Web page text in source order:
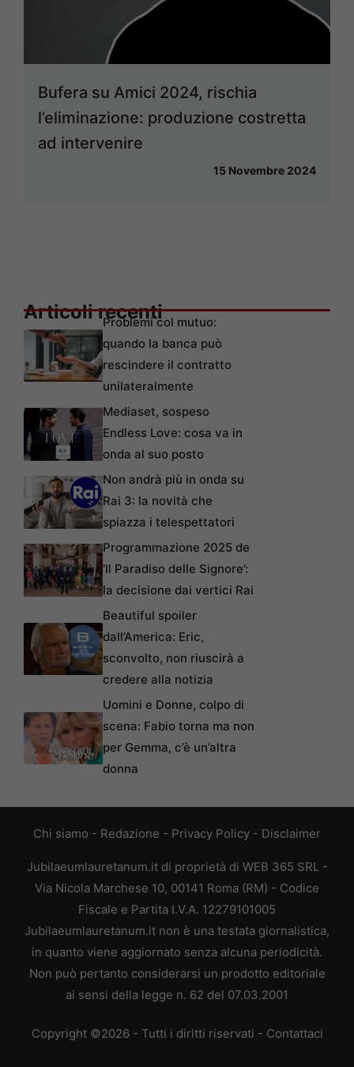
Bufera su Amici 2024, rischia
l’eliminazione: produzione costretta
ad intervenire
15 Novembre 2024
Articoli recenti
Problemi col mutuo:
quando la banca può
rescindere il contratto
unilateralmente
Mediaset, sospeso
Endless Love: cosa va in
onda al suo posto
Non andrà più in onda su
Rai 3: la novità che
spiazza i telespettatori
Programmazione 2025 de
‘Il Paradiso delle Signore’:
la decisione dai vertici Rai
Beautiful spoiler
dall’America: Eric,
sconvolto, non riuscirà a
credere alla notizia
Uomini e Donne, colpo di
scena: Fabio torna ma non
per Gemma, c’è un’altra
donna
Chi siamo - Redazione - Privacy Policy - Disclaimer
Jubilaeumlauretanum.it di proprietà di WEB 365 SRL -
Via Nicola Marchese 10, 00141 Roma (RM) - Codice
Fiscale e Partita I.V.A. 12279101005
Jubilaeumlauretanum.it non è una testata giornalistica,
in quanto viene aggiornato senza alcuna periodicità.
Non può pertanto considerarsi un prodotto editoriale
ai sensi della legge n. 62 del 07.03.2001
Copyright ©2026 - Tutti i diritti riservati - Contattaci